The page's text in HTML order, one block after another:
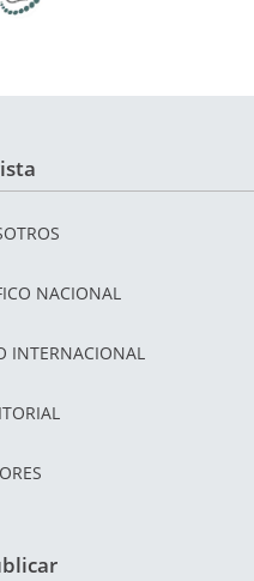
NACIONAL
INTERNACIONAL